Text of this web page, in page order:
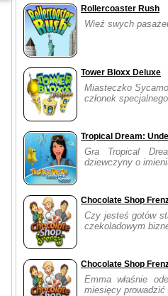
Rollercoaster Rush
Wieź swych
Tower Bloxx Deluxe
Miasteczko
członek
Tropical Dream:
Gra Tropical
dziewczyny o
Chocolate Shop
Czy jesteś gotów
czekoladowym
Chocolate Shop
Emma właśnie
miesięcy prowadzić